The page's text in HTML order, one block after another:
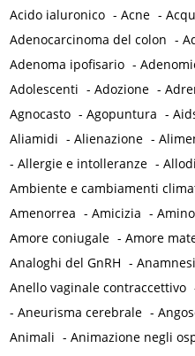
Acido ialuronico -Acne -
Adenocarcinoma del colon -
Adenoma ipofisario -
Adolescenti -Adozione -
Agnocasto -Agopuntura -
Aliamidi -Alienazione -
-Allergie e intolleranze -
Ambiente e cambiamenti
Amenorrea -Amicizia -
Amore coniugale -Amore
Analoghi del GnRH -Anamnesi
Anello vaginale contraccettivo
-Aneurisma cerebrale -
Animali -Animazione negli